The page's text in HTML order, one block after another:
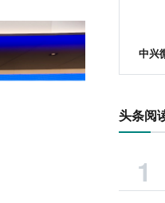
中兴
头条阅